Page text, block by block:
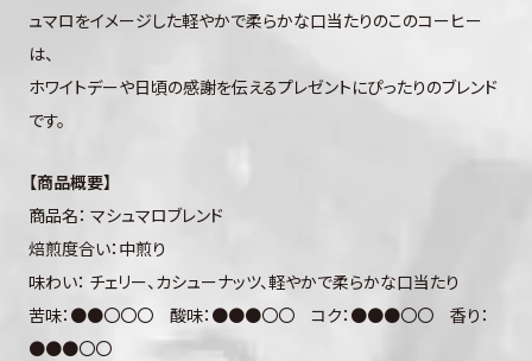
ュマロをイメージした軽やかで柔らかな口当たりのこのコーヒー
は、
ホワイトデーや日頃の感謝を伝えるプレゼントにぴったりのブレンド
です。
【商品概要】
商品名： マシュマロブレンド
焙煎度合い：中煎り
味わい： チェリー、カシューナッツ、軽やかで柔らかな口当たり
苦味：●●〇〇〇 酸味：●●●〇〇 コク：●●●〇〇 香り：
●●●〇〇